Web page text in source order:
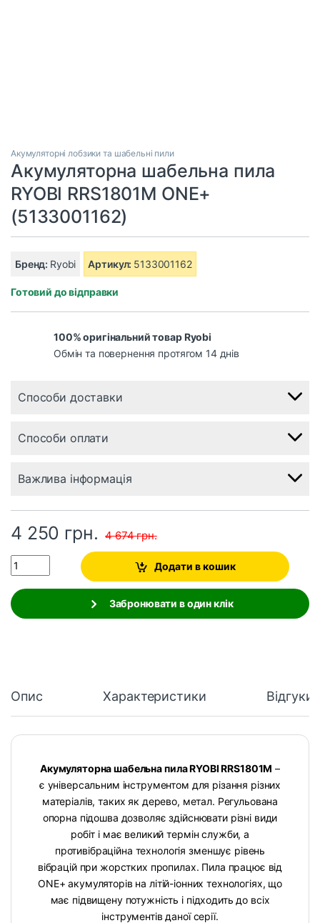
Акумуляторні лобзики та шабельні пили
Акумуляторна шабельна пила
RYOBI RRS1801M ONE+
(5133001162)
Бренд: Ryobi Артикул: 5133001162
Готовий до відправки
100% оригінальний товар Ryobi
Обмін та повернення протягом 14 днів
Способи доставки
Способи оплати
Важлива інформація
4 250 грн. 4 674грн.
Quantity
Додати в кошик
Забронювати в один клік
Опис Характеристики Відгуки
Акумуляторна шабельна пила RYOBI RRS1801M –
є універсальним інструментом для різання різних
матеріалів, таких як дерево, метал. Регульована
опорна підошва дозволяє здійснювати різні види
робіт і має великий термін служби, а
противібраційна технологія зменшує рівень
вібрацій при жорстких пропилах. Пила працює від
ONE+ акумуляторів на літій-іонних технологіях, що
має підвищену потужність і підходить до всіх
інструментів даної серії.